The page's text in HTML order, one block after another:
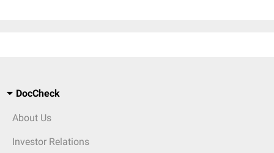
DocCheck
About Us
Investor Relations